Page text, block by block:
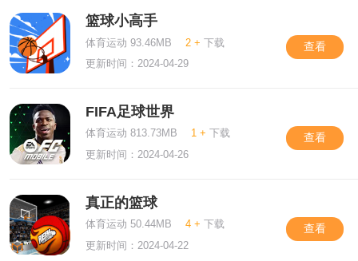
篮球小高手
体育运动 93.46MB 2 + 下载
更新时间：2024-04-29
查看
FIFA足球世界
体育运动 813.73MB 1 + 下载
更新时间：2024-04-26
查看
真正的篮球
体育运动 50.44MB 4 + 下载
更新时间：2024-04-22
查看